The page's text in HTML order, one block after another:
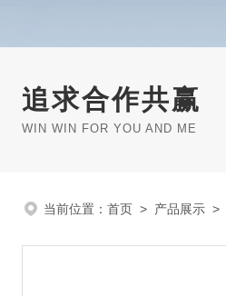
追求合作共赢
WIN WIN FOR YOU AND ME
当前位置： 首页 > 产品展示 >